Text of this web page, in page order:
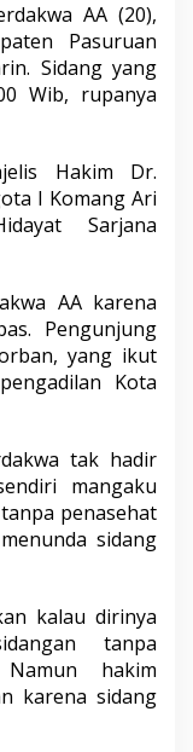
AA (20),
Pasuruan
Sidang yang
Wib, rupanya
Hakim Dr.
I Komang Ari
Sarjana
AA karena
Pengunjung
yang ikut
Kota
tak hadir
mangaku
penasehat
sidang
kalau dirinya
tanpa
hakim
karena sidang